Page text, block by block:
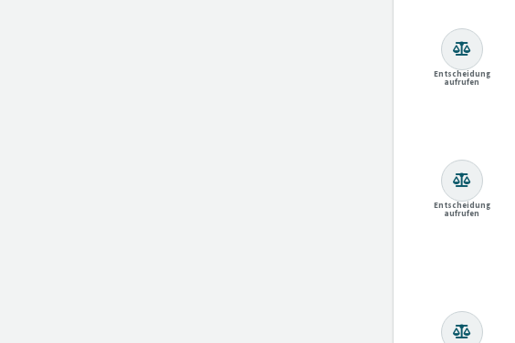
Entscheidung
aufrufen
Entscheidung
aufrufen